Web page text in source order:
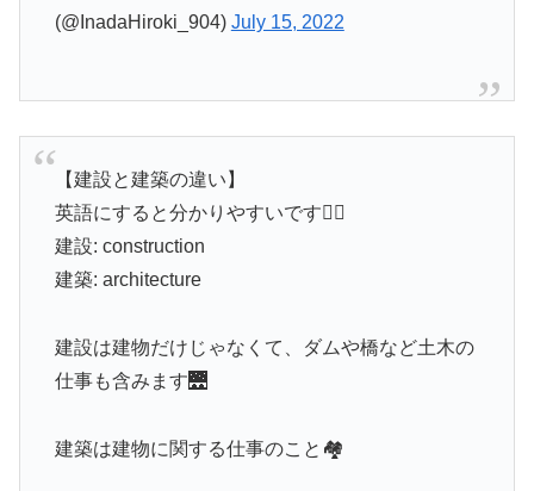
(@InadaHiroki_904) July 15, 2022
【建設と建築の違い】
英語にすると分かりやすいです👷‍♀️
建設: construction
建築: architecture
建設は建物だけじゃなくて、ダムや橋など土木の
仕事も含みます🌉
建築は建物に関する仕事のこと🏘